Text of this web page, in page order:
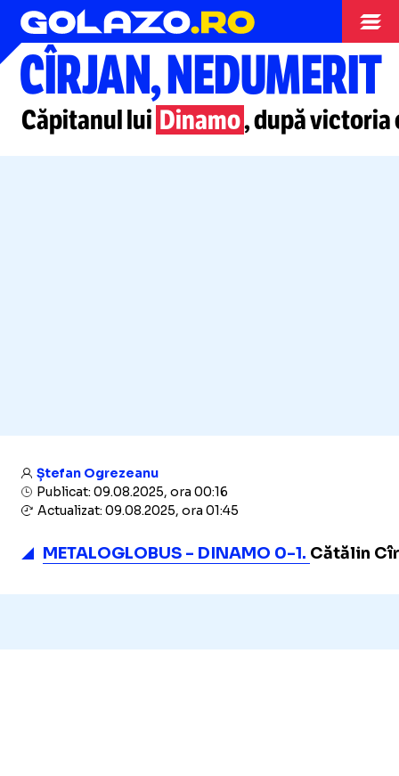
Superliga
CÎRJAN, NEDUMERIT
Căpitanul lui Dinamo, după victoria
Ștefan Ogrezeanu
Publicat: 09.08.2025, ora 00:16
Actualizat: 09.08.2025, ora 01:45
METALOGLOBUS - DINAMO 0-1. Cătălin